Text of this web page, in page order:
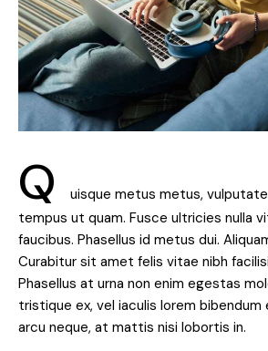
Q
uisque metus metus,
tempus ut quam. Fusce ultricies nulla
faucibus. Phasellus id metus dui.
Curabitur sit amet felis vitae nibh
Phasellus at urna non enim egestas
tristique ex, vel iaculis lorem bibendum
arcu neque, at mattis nisi lobortis in.